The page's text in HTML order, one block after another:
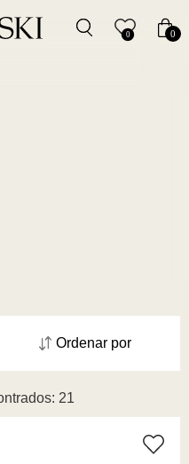
0 0
21
Ordenar por